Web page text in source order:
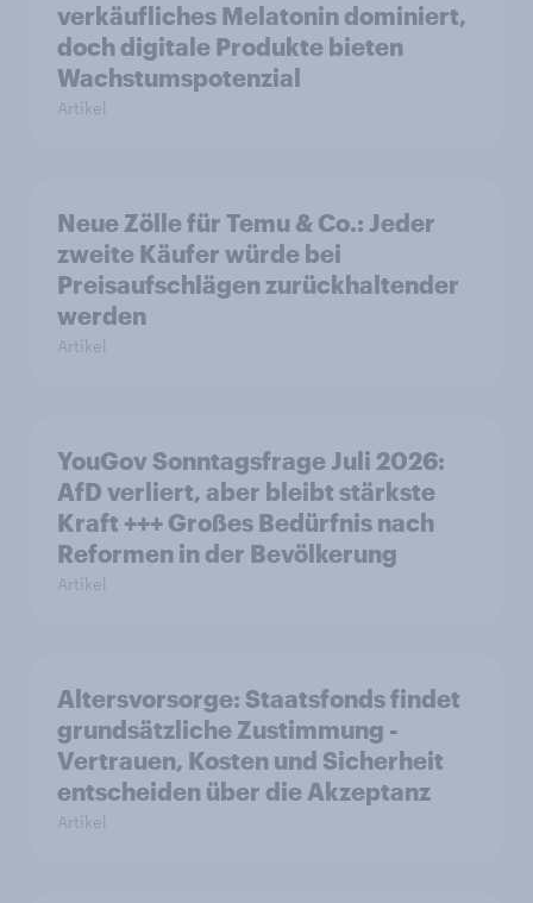
verkäufliches Melatonin dominiert,
doch digitale Produkte bieten
Wachstumspotenzial
Artikel
Neue Zölle für Temu & Co.: Jeder
zweite Käufer würde bei
Preisaufschlägen zurückhaltender
werden
Artikel
YouGov Sonntagsfrage Juli 2026:
AfD verliert, aber bleibt stärkste
Kraft +++ Großes Bedürfnis nach
Reformen in der Bevölkerung
Artikel
Altersvorsorge: Staatsfonds findet
grundsätzliche Zustimmung -
Vertrauen, Kosten und Sicherheit
entscheiden über die Akzeptanz
Artikel